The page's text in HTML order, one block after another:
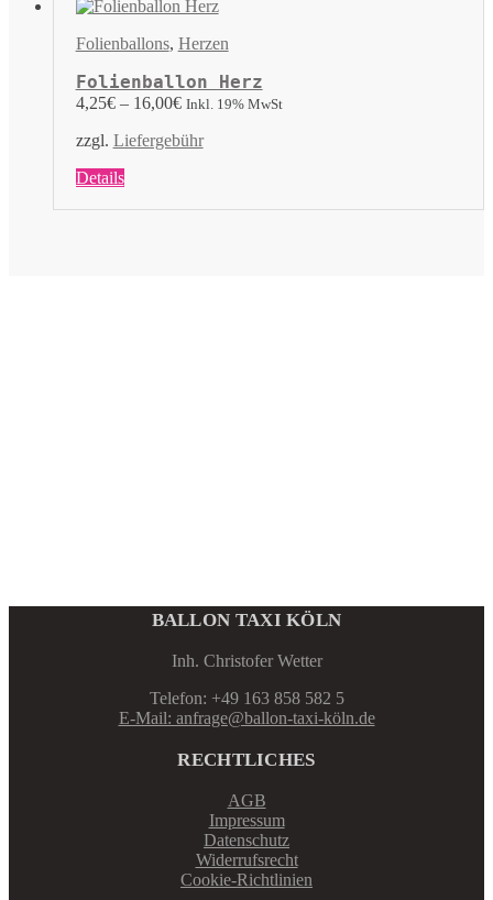
Optionen
auf
der
Produktseite
gewählt
werden
Folienballons, Herzen
Folienballon Herz
4,25€– 16,00€ Inkl. 19% MwSt
zzgl. Liefergebühr
DetailsDieses
weist
BALLON TAXI KÖLN
Inh. Christofer Wetter
Telefon: +49 163 858 582 5
E-Mail: anfrage@ballon-taxi-köln.de
RECHTLICHES
AGB
Impressum
Datenschutz
Widerrufsrecht
Cookie-Richtlinien